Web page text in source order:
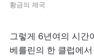
황금의 제국
그렇게 6년여의 시간
베를린의 한 클럽에